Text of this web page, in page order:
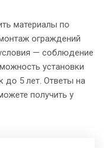
материалы по
ограждений
— соблюдение
установки
до 5 лет. Ответы на
получить у